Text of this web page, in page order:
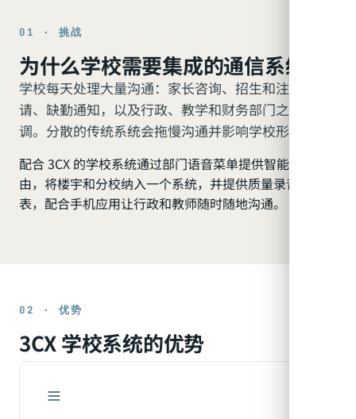
01 · 挑战
为什么学校需要集成的通信系统？
学校每天处理大量沟通：家长咨询、招生和注册申
请、缺勤通知，以及行政、教学和财务部门之间的协
调。分散的传统系统会拖慢沟通并影响学校形象。
配合 3CX 的学校系统通过部门语音菜单提供智能呼叫路
由，将楼宇和分校纳入一个系统，并提供质量录音和报
表，配合手机应用让行政和教师随时随地沟通。
02 · 优势
3CX 学校系统的优势